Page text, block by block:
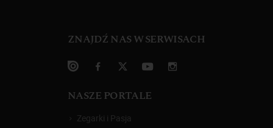
ZNAJDŹ NAS W SERWISACH
NASZE PORTALE
Zegarki i Pasja